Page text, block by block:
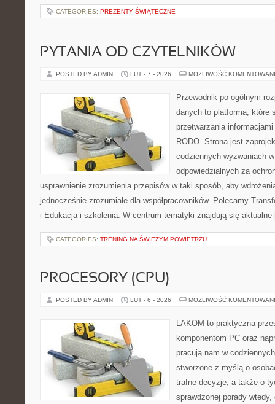
CATEGORIES: PREZENTY ŚWIĄTECZNE
PYTANIA OD CZYTELNIKÓW
POSTED BY ADMIN LUT - 7 - 2026 MOŻLIWOŚĆ
Przewodnik po ogólnym
danych to platforma, które
przetwarzania
RODO. Strona jest
codziennych wyzwaniach
odpowiedzialnych za
usprawnienie zrozumienia przepisów w taki sposób, aby
jednocześnie zrozumiałe dla współpracowników. Polecamy
i Edukacja i szkolenia. W centrum tematyki znajdują się
CATEGORIES: TRENING NA ŚWIEŻYM POWIETRZU
PROCESORY (CPU)
POSTED BY ADMIN LUT - 6 - 2026 MOŻLIWOŚĆ
LAKOM to praktyczna
komponentom PC oraz
pracują nam w
stworzone z myślą o
trafne decyzje, a także o
sprawdzonej porady